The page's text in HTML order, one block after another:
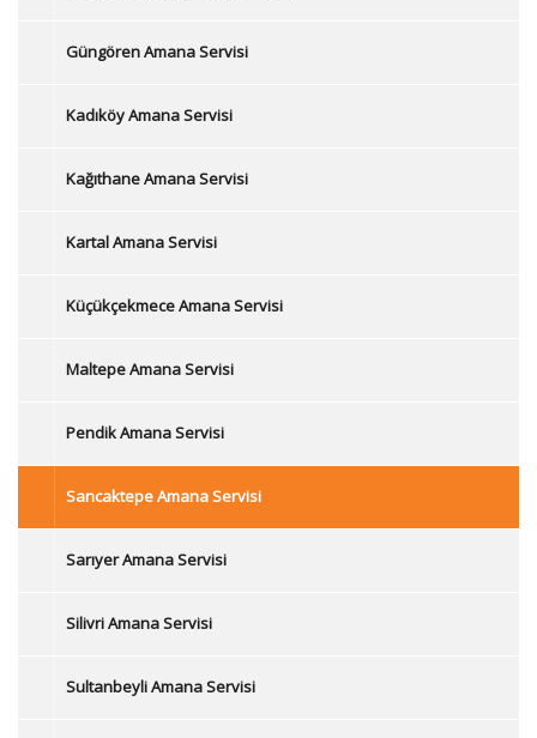
Güngören Amana Servisi
Kadıköy Amana Servisi
Kağıthane Amana Servisi
Kartal Amana Servisi
Küçükçekmece Amana Servisi
Maltepe Amana Servisi
Pendik Amana Servisi
Sancaktepe Amana Servisi
Sarıyer Amana Servisi
Silivri Amana Servisi
Sultanbeyli Amana Servisi